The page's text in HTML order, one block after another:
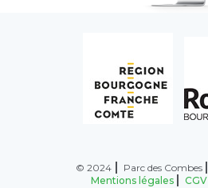
© 2024 Parc des Combes
Mentions légales
CGV